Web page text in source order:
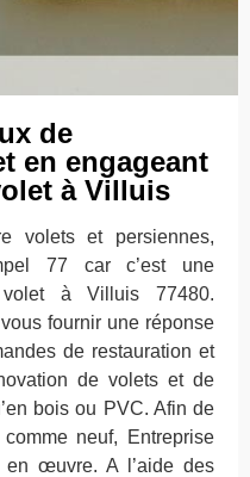
de
en engageant
à Villuis
volets et persiennes,
77 car c’est une
à Villuis 77480.
fournir une réponse
de restauration et
de volets et de
bois ou PVC. Afin de
neuf, Entreprise
en œuvre. A l’aide des